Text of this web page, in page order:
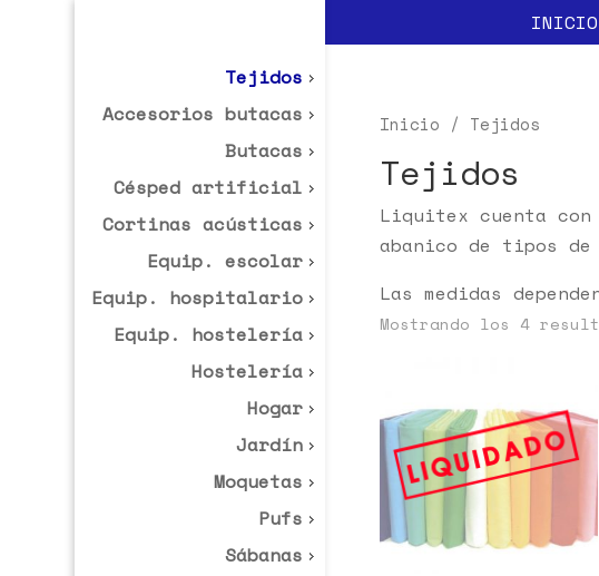
INICIO
Tejidos
Accesorios butacas
Butacas
Césped artificial
Cortinas acústicas
Equip. escolar
Equip. hospitalario
Equip. hostelería
Hostelería
Hogar
Jardín
Moquetas
Pufs
Sábanas
Inicio / Tejidos
Tejidos
Liquitex cuenta
abanico de tipos
Las medidas
Mostrando los 4